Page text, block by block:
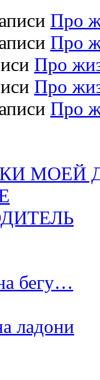
Про
Про
Про
Про
Про
МОЕЙ
бегу…
ладони